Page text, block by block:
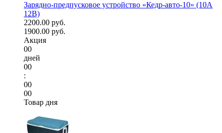
Зарядно-предпусковое устройство «Кедр-авто-10» (10A
12В)
2200.00 руб.
1900.00 руб.
Акция
00
дней
00
:
00
00
Товар дня